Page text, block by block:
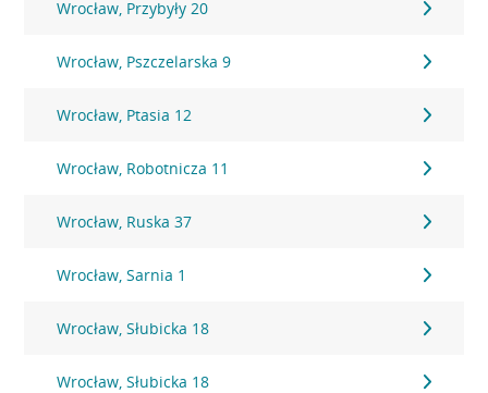
Wrocław, Przybyły 20
Wrocław, Pszczelarska 9
Wrocław, Ptasia 12
Wrocław, Robotnicza 11
Wrocław, Ruska 37
Wrocław, Sarnia 1
Wrocław, Słubicka 18
Wrocław, Słubicka 18